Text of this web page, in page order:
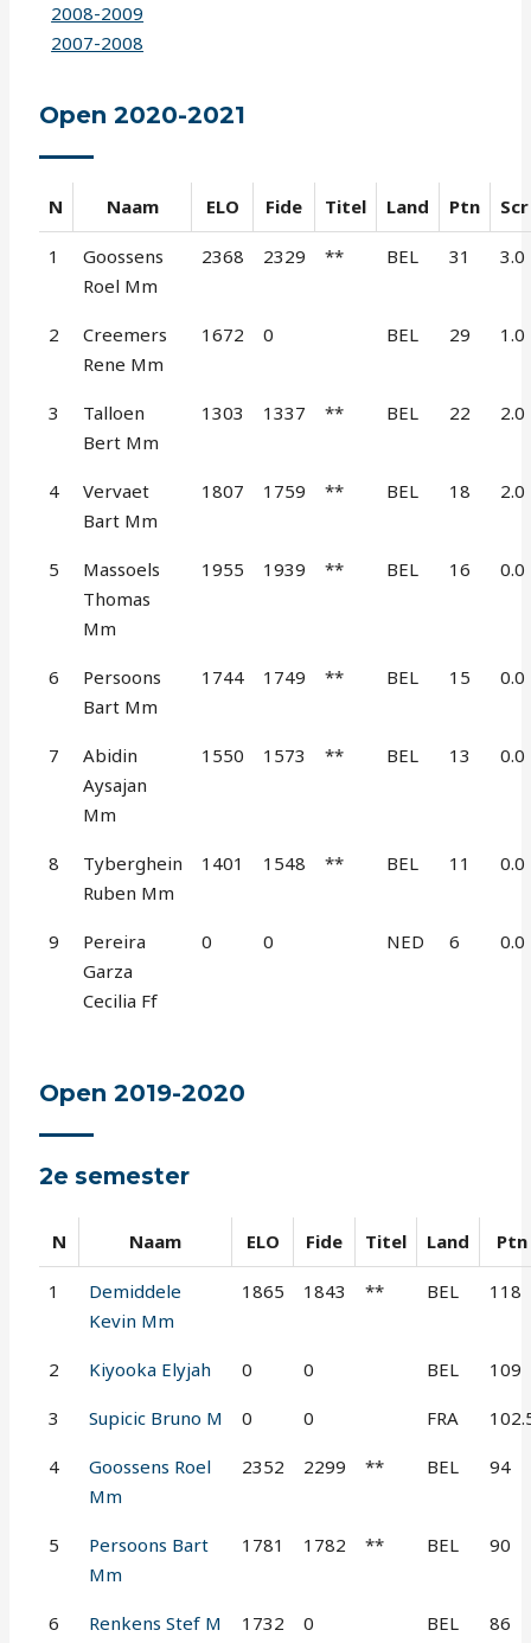
2008-2009
2007-2008
Open 2020-2021
N Naam ELO Fide Titel Land Ptn Scr
1
Goossens
Roel Mm
2368 2329 ** BEL 31 3.0
2
Creemers
Rene Mm
1672 0 BEL 29 1.0
3
Talloen
Bert Mm
1303 1337 ** BEL 22 2.0
4
Vervaet
Bart Mm
1807 1759 ** BEL 18 2.0
5
Massoels
Thomas
Mm
1955 1939 ** BEL 16 0.0
6
Persoons
Bart Mm
1744 1749 ** BEL 15 0.0
7
Abidin
Aysajan
Mm
1550 1573 ** BEL 13 0.0
8
Tyberghein
Ruben Mm
1401 1548 ** BEL 11 0.0
9
Pereira
Garza
Cecilia Ff
0 0 NED 6 0.0
Open 2019-2020
2e semester
N Naam ELO Fide Titel Land Ptn
1
Demiddele
Kevin Mm
1865 1843 ** BEL 118
2 Kiyooka Elyjah 0 0 BEL 109
3 Supicic Bruno M 0 0 FRA
4
Goossens Roel
Mm
2352 2299 ** BEL 94
5
Persoons Bart
Mm
1781 1782 ** BEL 90
6 Renkens Stef M 1732 0 BEL 86